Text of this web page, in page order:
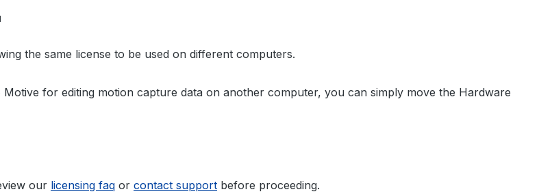
the same license to be used on different computers.
for editing motion capture data on another computer, you can simply move the Hardware
our licensing faq or contact support before proceeding.